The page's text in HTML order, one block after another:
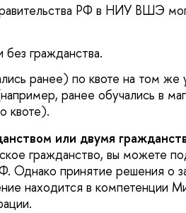
РФ в НИУ ВШЭ
гражданства.
ранее) по квоте на том же
ранее обучались в
квоте).
или двумя
гражданство, вы можете
Однако принятие решения о
находится в компетенции